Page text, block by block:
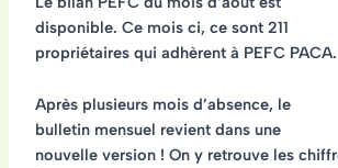
disponible. Ce mois ci, ce sont 211
propriétaires qui adhèrent à PEFC PACA.
Après plusieurs mois d’absence, le
bulletin mensuel revient dans une
nouvelle version ! On y retrouve les